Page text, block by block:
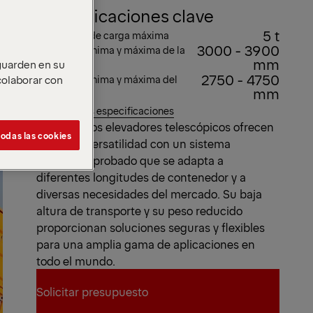
Especificaciones clave
Capacidad de carga máxima 5 t
Longitud mínima y máxima de la
unidad
3000 - 3900
mm
Longitud mínima y máxima del
2750 - 4750
mm
Ver todas las especificaciones
Los ganchos elevadores telescópicos ofrecen
una gran versatilidad con un sistema
deslizante probado que se adapta a
diferentes longitudes de contenedor y a
diversas necesidades del mercado. Su baja
altura de transporte y su peso reducido
proporcionan soluciones seguras y flexibles
para una amplia gama de aplicaciones en
todo el mundo.
Solicitar presupuesto
en su
con
las cookies